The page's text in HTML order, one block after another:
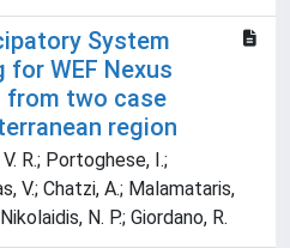
System
for WEF Nexus
from two case
region
R.; Portoghese, I.;
V.; Chatzi, A.; Malamataris,
N. P.; Giordano, R.